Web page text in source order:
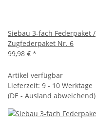
Siebau 3-fach Federpaket /
Zugfederpaket Nr. 6
99,98 € *
Artikel verfügbar
Lieferzeit: 9 - 10 Werktage
(DE - Ausland abweichend)